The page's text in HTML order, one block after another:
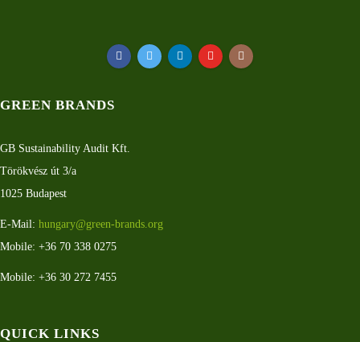
GREEN BRANDS
GB Sustainability Audit Kft.
Törökvész út 3/a
1025 Budapest
E-Mail: hungary@green-brands.org
Mobile: +36 70 338 0275
Mobile: +36 30 272 7455
QUICK LINKS